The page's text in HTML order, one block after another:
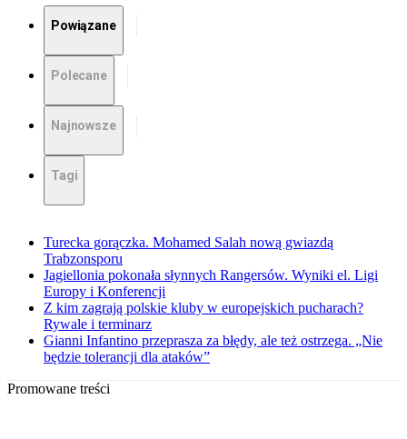
Powiązane
Polecane
Najnowsze
Tagi
Turecka gorączka. Mohamed Salah nową gwiazdą
Trabzonsporu
Jagiellonia pokonała słynnych Rangersów. Wyniki el. Ligi
Europy i Konferencji
Z kim zagrają polskie kluby w europejskich pucharach?
Rywale i terminarz
Gianni Infantino przeprasza za błędy, ale też ostrzega. „Nie
będzie tolerancji dla ataków”
Promowane treści